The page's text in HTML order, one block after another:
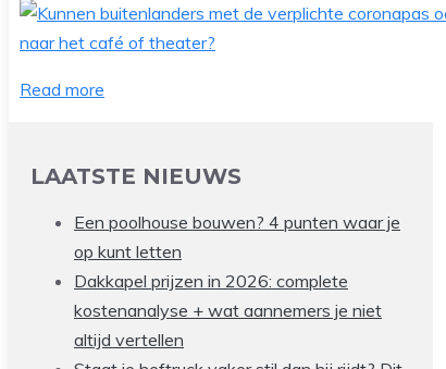
Read more
LAATSTE NIEUWS
Een poolhouse bouwen? 4 punten waar je
op kunt letten
Dakkapel prijzen in 2026: complete
kostenanalyse + wat aannemers je niet
altijd vertellen